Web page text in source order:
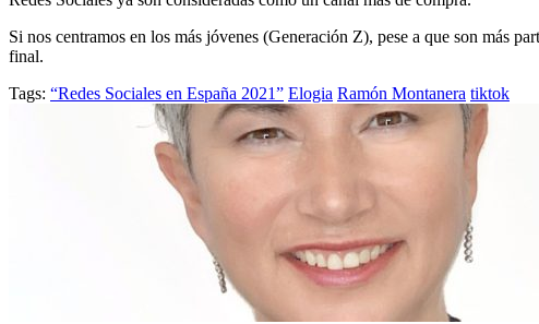
Si nos centramos en los más jóvenes (Generación Z), pese a que son más
final.
Tags: “Redes Sociales en España 2021” Elogia Ramón Montanera tiktok